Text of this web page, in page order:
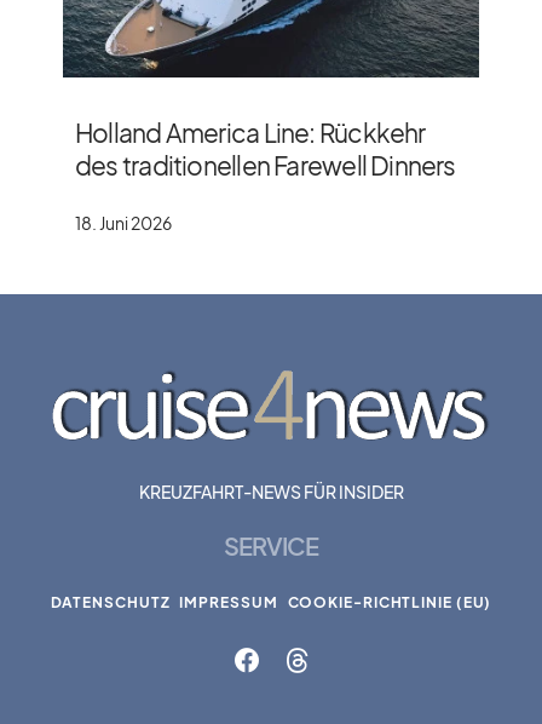
Holland America Line: Rückkehr
des traditionellen Farewell Dinners
18. Juni 2026
KREUZFAHRT-NEWS FÜR INSIDER
SERVICE
DATENSCHUTZ IMPRESSUM COOKIE-RICHTLINIE (EU)